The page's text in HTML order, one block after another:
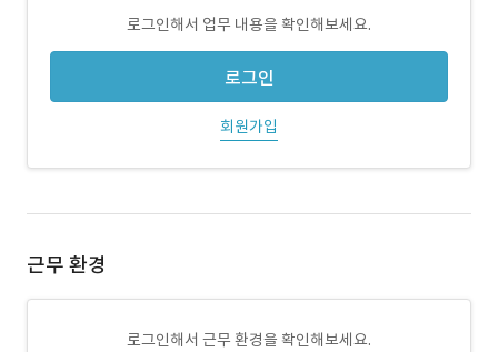
로그인해서 업무 내용을 확인해보세요.
로그인
회원가입
근무 환경
로그인해서 근무 환경을 확인해보세요.